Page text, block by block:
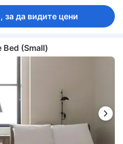
за да видите цени
Bed (Small)